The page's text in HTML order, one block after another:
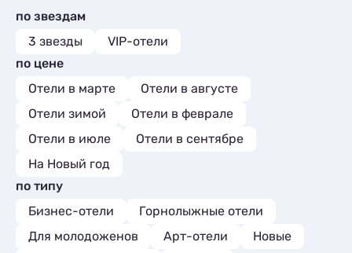
раньше времени, и с выселением не
торопили. Если на море, то только к Вам.
по звездам
3 звезды
VIP-отели
по цене
Отели в марте
Отели в августе
Отели зимой
Отели в феврале
Отели в июле
Отели в сентябре
На Новый год
по типу
Бизнес-отели
Горнолыжные отели
Для молодоженов
Арт-отели
Новые